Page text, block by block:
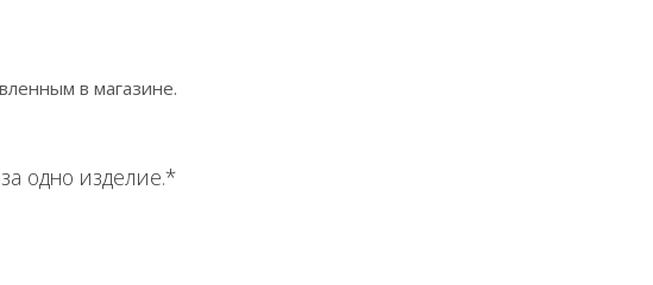
в магазине.
одно изделие.*